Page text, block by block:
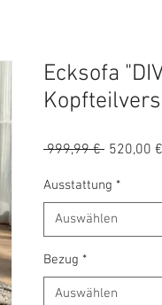
Ecksofa
999,99 € 520,00 €
Ausstattung *
Auswählen
Bezug *
Auswählen